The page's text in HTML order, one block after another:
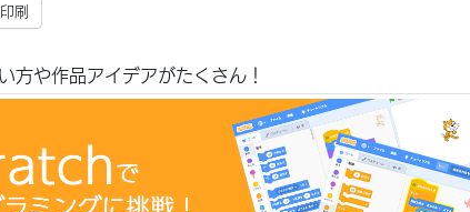
印刷
方や作品アイデアがたくさん！